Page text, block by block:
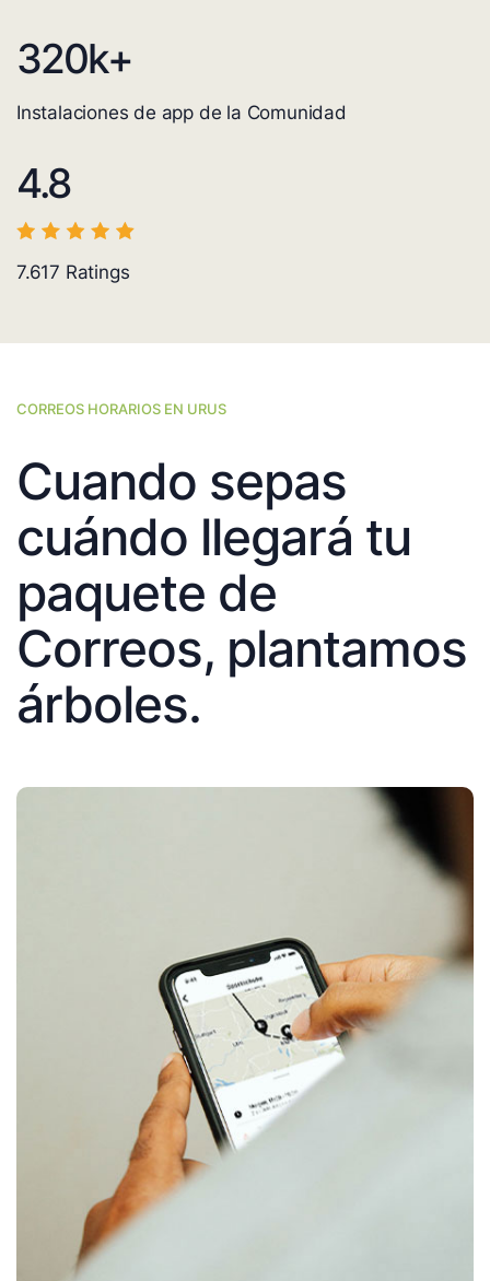
320k+
Instalaciones de app de la Comunidad
4.8
7.617 Ratings
CORREOS HORARIOS EN URUS
Cuando sepas
cuándo llegará tu
paquete de
Correos, plantamos
árboles.